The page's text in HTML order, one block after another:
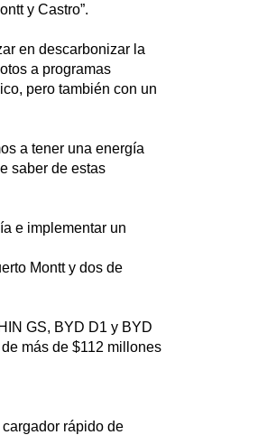
y Castro”.
en descarbonizar la
a programas
pero también con un
a tener una energía
saber de estas
e implementar un
Montt y dos de
GS, BYD D1 y BYD
más de $112 millones
rápido de